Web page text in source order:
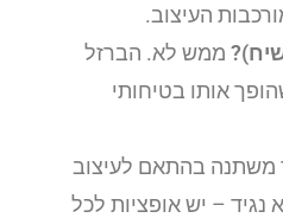
העיצוב.
ממש לא. הברזל
אותו בטיחותי
משתנה בהתאם לעיצוב
נגיד – יש אופציות לכל